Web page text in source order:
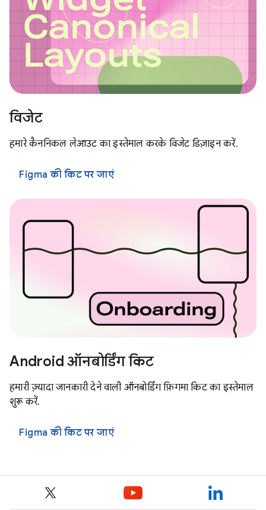
विजेट
हमारे कैननिकल लेआउट का इस्तेमाल करके विजेट डिज़ाइन करें.
Figma की किट पर जाएं
Android ऑनबोर्डिंग किट
हमारी ज़्यादा जानकारी देने वाली ऑनबोर्डिंग फ़िगमा किट का इस्तेमाल
शुरू करें.
Figma की किट पर जाएं